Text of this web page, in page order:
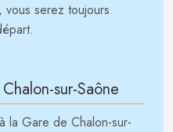
serez toujours
sur-Saône
la Gare de Chalon-sur-